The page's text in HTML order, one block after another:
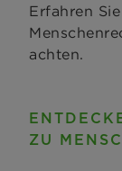
Erfahren
achten.
ZU